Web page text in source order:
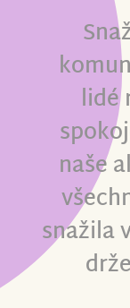
lidé
naše
snažila